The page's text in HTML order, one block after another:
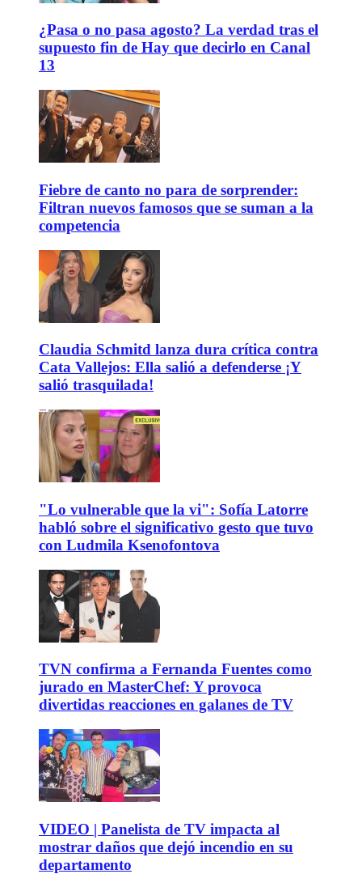
¿Pasa o no pasa agosto? La verdad tras el
supuesto fin de Hay que decirlo en Canal
13
Fiebre de canto no para de sorprender:
Filtran nuevos famosos que se suman a la
competencia
Claudia Schmitd lanza dura crítica contra
Cata Vallejos: Ella salió a defenderse ¡Y
salió trasquilada!
"Lo vulnerable que la vi": Sofía Latorre
habló sobre el significativo gesto que tuvo
con Ludmila Ksenofontova
TVN confirma a Fernanda Fuentes como
jurado en MasterChef: Y provoca
divertidas reacciones en galanes de TV
VIDEO | Panelista de TV impacta al
mostrar daños que dejó incendio en su
departamento